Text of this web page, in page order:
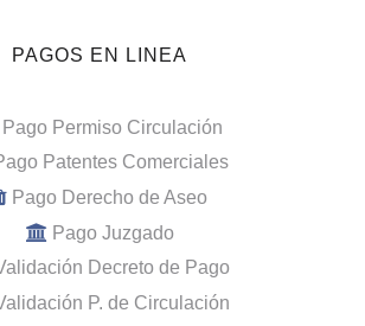
PAGOS EN LINEA
Pago Permiso Circulación
Patentes Comerciales
Pago Derecho de Aseo
Pago Juzgado
Decreto de Pago
P. de Circulación